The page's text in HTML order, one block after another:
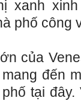
xanh xinh
phố công
của
đến
tại